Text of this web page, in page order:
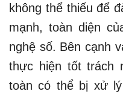
không thể thiếu để
mạnh, toàn diện
nghệ số. Bên cạnh
thực hiện tốt trách
toàn có thể bị xử